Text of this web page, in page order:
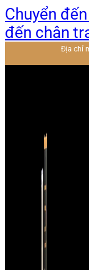
Chuyển
đến chân
Địa chỉ